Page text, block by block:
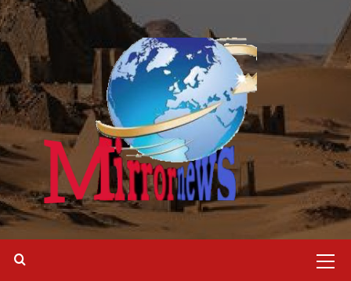
تخطي
إلى
المحتوى
الرئيسية